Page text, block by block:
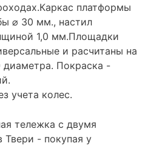
платформы
⌀ 30 мм., настил
1,0 мм.Площадки
и расчитаны на
диаметра. Покраска -
учета колес.
тележка с двумя
- покупая у